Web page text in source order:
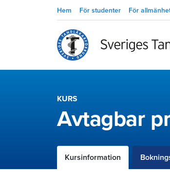
Hem För studenter För
KURS
Avtagbar
Kursinformation